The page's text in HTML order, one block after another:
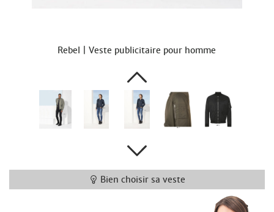
Rebel | Veste publicitaire pour homme
Bien choisir sa veste